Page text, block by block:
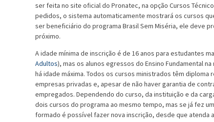
ser feita no site oficial do Pronatec, na opção Cursos
pedidos, o sistema automaticamente mostrará os cursos
ser beneficiário do programa Brasil Sem Miséria, ele deve
próximo.
A idade mínima de inscrição é de 16 anos para estudantes
Adultos), mas os alunos egressos do Ensino Fundamental
há idade máxima. Todos os cursos ministrados têm
empresas privadas e, apesar de não haver garantia de
empregados. Dependendo do curso, da instituição e da
dois cursos do programa ao mesmo tempo, mas se já fez
formado é possível fazer nova inscrição, desde que atenda